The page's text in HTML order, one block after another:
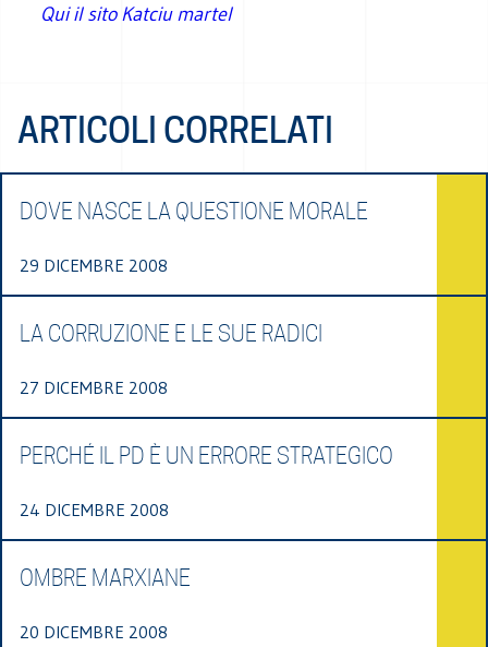
Qui il sito Katciu martel
ARTICOLI CORRELATI
DOVE NASCE LA QUESTIONE MORALE
29 DICEMBRE 2008
LA CORRUZIONE E LE SUE RADICI
27 DICEMBRE 2008
PERCHÉ IL PD È UN ERRORE STRATEGICO
24 DICEMBRE 2008
OMBRE MARXIANE
20 DICEMBRE 2008